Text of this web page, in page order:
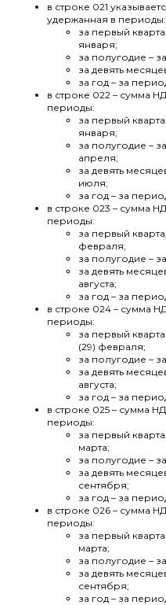
в строке 021
удержанная в периоды:
за первый
января;
за полугодие –
за девять
за год – за
в строке 022 – сумма
периоды:
за первый
января;
за полугодие –
апреля;
за девять
июля;
за год – за
в строке 023 – сумма
периоды:
за первый
февраля;
за полугодие –
за девять
августа;
за год – за
в строке 024 – сумма
периоды:
за первый
(29) февраля;
за полугодие –
за девять
августа;
за год – за
в строке 025 – сумма
периоды:
за первый
марта;
за полугодие –
за девять
сентября;
за год – за
в строке 026 – сумма
периоды:
за первый
марта;
за полугодие –
за девять
сентября;
за год – за